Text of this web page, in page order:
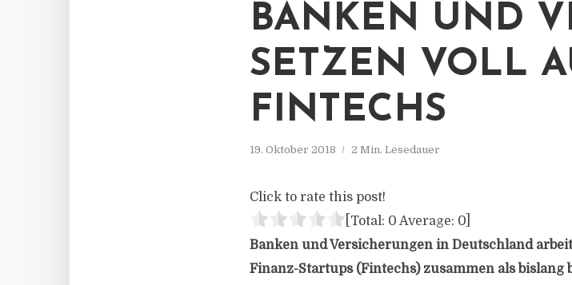
BANKEN UND
SETZEN VOLL
FINTECHS
19. Oktober 2018 2 Min. Lesedauer
Click to rate this post!
[Total: 0 Average: 0
Banken und Versicherungen in Deutschland
Finanz-Startups (Fintechs) zusammen als